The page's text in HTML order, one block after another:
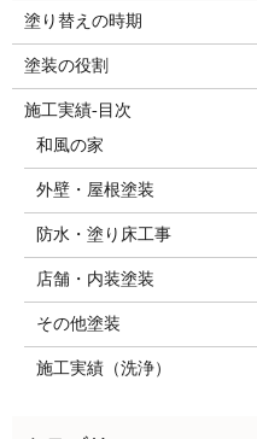
塗り替えの時期
塗装の役割
施工実績-目次
和風の家
外壁・屋根塗装
防水・塗り床工事
店舗・内装塗装
その他塗装
施工実績（洗浄）